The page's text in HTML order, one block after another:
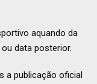
aquando da
data posterior.
a publicação oficial